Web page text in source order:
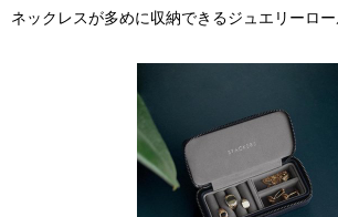
ネックレスが多めに収納できるジュエリーロ